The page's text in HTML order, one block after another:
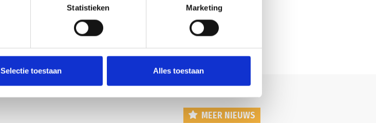
Statistieken Marketing
Selectie toestaan Alles toestaan
MEER NIEUWS